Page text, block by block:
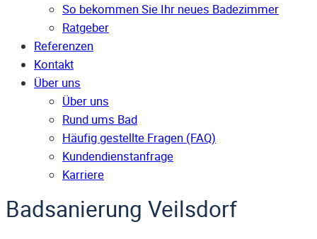
So bekommen Sie Ihr neues Badezimmer
Ratgeber
Referenzen
Kontakt
Über uns
Über uns
Rund ums Bad
Häufig gestellte Fragen (FAQ)
Kunden­dienst­anfrage
Karriere
Badsanierung Veilsdorf